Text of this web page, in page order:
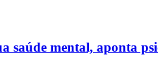
saúde mental, aponta